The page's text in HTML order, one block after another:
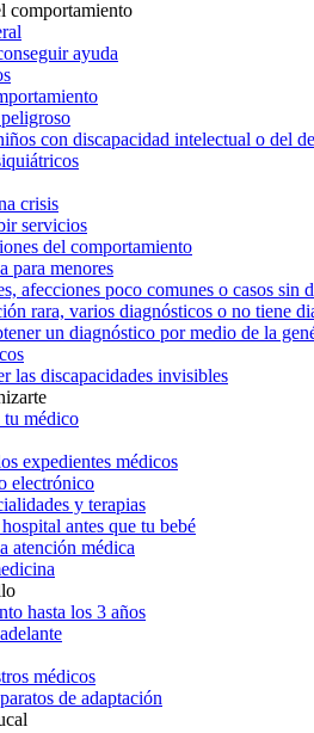
comportamiento
ayuda
con discapacidad intelectual o del
crisis
servicios
del comportamiento
para menores
afecciones poco comunes o casos sin
rara, varios diagnósticos o no tiene
un diagnóstico por medio de la
las discapacidades invisibles
tu médico
expedientes médicos
electrónico
y terapias
antes que tu bebé
atención médica
hasta los 3 años
médicos
de adaptación